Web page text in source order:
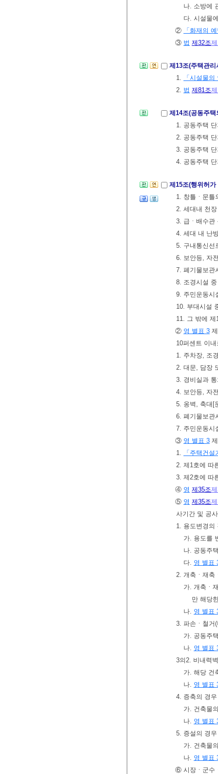
나. 소방에
다. 시설물
②
「화재의
③ 법 제32조
제13조(주택관
1.
「시설물
2. 법 제81조
제14조(공동주
1. 공동주택
2. 공동주택
3. 공동주택
4. 공동주택
제15조(행위허
1. 창틀ㆍ문틀
2. 세대내 천
3. 급ㆍ배수관
4. 세대 내 난
5. 구내통신선
6. 보안등, 자
7. 폐기물보관
8. 조경시설
9. 주민운동시
10. 부대시설
11. 그 밖에
② 영 별표 3
10퍼센트 이
1. 주차장, 조
2. 대문, 담장
3. 경비실과
4. 보안등, 자
5. 옹벽, 축대[
6. 폐기물보관
7. 주민운동시
③ 영 별표 3
1.
「주택건
2. 제1호에 따
3. 제2호에 따
④ 영 제35조
⑤ 영 제35조
사기간 및 공
1. 용도변경의
가. 용도를
나. 공동주
다. 영 별표
2. 개축ㆍ재축
가. 개축ㆍ
만 해당
나. 영 별표
3. 파손ㆍ철거
가. 공동주
나. 영 별표
3의2. 비내력
가. 해당 건
나. 영 별표
4. 증축의 경우
가. 건축물
나. 영 별표
5. 증설의 경우
가. 건축물
나. 영 별표
⑥ 시장ㆍ군수